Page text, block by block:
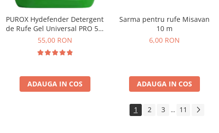
PUROX Hydefender Detergent
de Rufe Gel Universal PRO 5.4
L – 180 Spalari
55,00 RON
ADAUGA IN COS
Sarma pentru rufe Misavan
10 m
6,00 RON
ADAUGA IN COS
1 2 3 ... 11